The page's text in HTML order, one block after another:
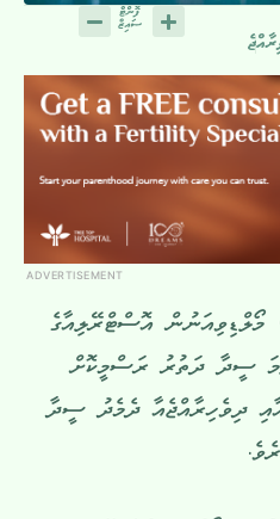
ADVERTISEMENT
މޯލްޑިވިއަނުން އޮސްޓްރޭލިއާގެ
ސީދާ ދަތުރު ރަސްމީކޮށް
ދިވެހިރާއްޖެއާ ދެމެދު ސީދާ